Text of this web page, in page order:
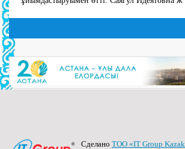
10 мая В 2024 году создана комиссия
состава Государственной
комиссии по 5 специальностям
Сделано ТОО «IT Group